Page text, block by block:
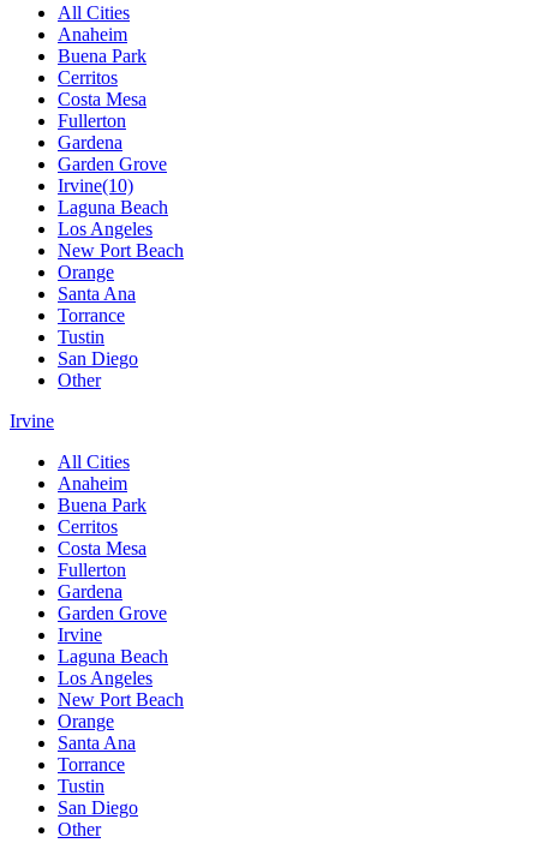
All Cities
Anaheim
Buena Park
Cerritos
Costa Mesa
Fullerton
Gardena
Garden Grove
Irvine(10)
Laguna Beach
Los Angeles
New Port Beach
Orange
Santa Ana
Torrance
Tustin
San Diego
Other
Irvine
All Cities
Anaheim
Buena Park
Cerritos
Costa Mesa
Fullerton
Gardena
Garden Grove
Irvine
Laguna Beach
Los Angeles
New Port Beach
Orange
Santa Ana
Torrance
Tustin
San Diego
Other